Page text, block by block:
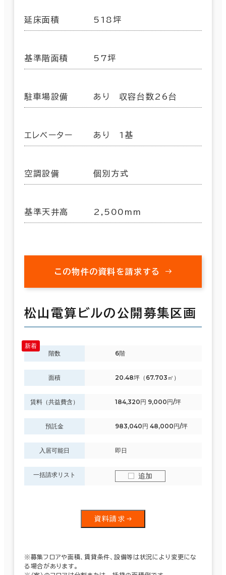
延床面積 518坪
基準階面積 57坪
駐車場設備 あり 収容台数26台
エレベーター あり 1基
空調設備 個別方式
基準天井高 2,500mm
この物件の資料を請求する
松山電算ビルの公開募集区画
階数 6階
面積 20.48坪（67.703㎡）
賃料（共益費含） 184,320円 9,000円/坪
預託金 983,040円 48,000円/坪
入居可能日 即日
一括請求リスト 追加
資料請求
※募集フロアや面積、賃貸条件、設備等は状況により変更にな
る場合があります。